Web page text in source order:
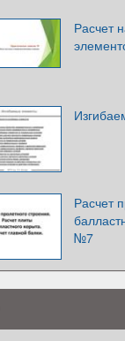
Расчет
Расчет
№7